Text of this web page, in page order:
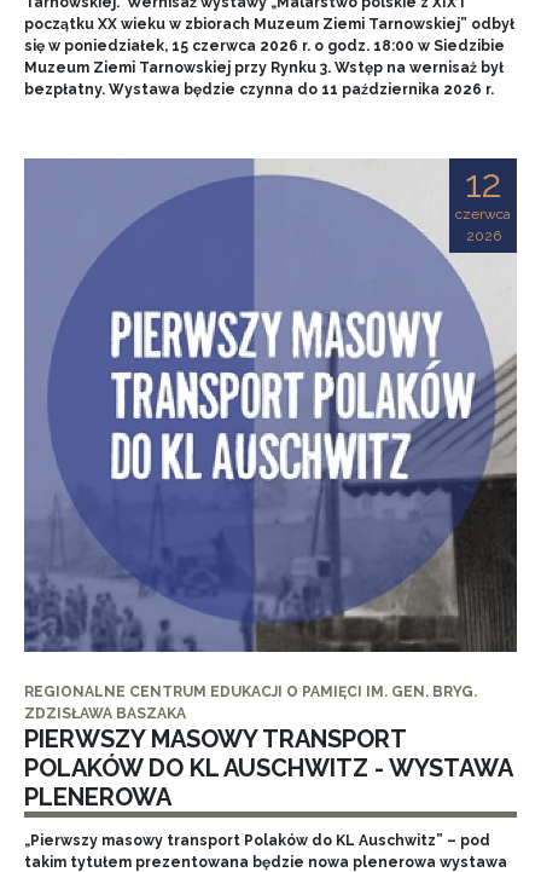
początku XX wieku w zbiorach Muzeum Ziemi Tarnowskiej” odbył
się w poniedziałek, 15 czerwca 2026 r. o godz. 18:00 w Siedzibie
Muzeum Ziemi Tarnowskiej przy Rynku 3. Wstęp na wernisaż był
bezpłatny. Wystawa będzie czynna do 11 października 2026 r.
12
czerwca
2026
REGIONALNE CENTRUM EDUKACJI O PAMIĘCI IM. GEN. BRYG.
ZDZISŁAWA BASZAKA
PIERWSZY MASOWY TRANSPORT
POLAKÓW DO KL AUSCHWITZ - WYSTAWA
PLENEROWA
„Pierwszy masowy transport Polaków do KL Auschwitz” – pod
takim tytułem prezentowana będzie nowa plenerowa wystawa